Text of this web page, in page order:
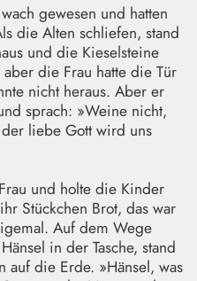
gewesen und hatten
die Alten schliefen, stand
und die Kieselsteine
die Frau hatte die Tür
nicht heraus. Aber er
sprach: »Weine nicht,
liebe Gott wird uns
und holte die Kinder
Stückchen Brot, das war
Auf dem Wege
in der Tasche, stand
die Erde. »Hänsel, was